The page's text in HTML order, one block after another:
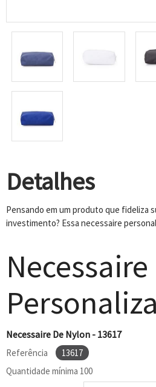
Detalhes
Pensando em um produto que fideliza
investimento? Essa necessaire
Necessaire
Necessaire De Nylon - 13617
Referência
13617
Quantidade mínima 100